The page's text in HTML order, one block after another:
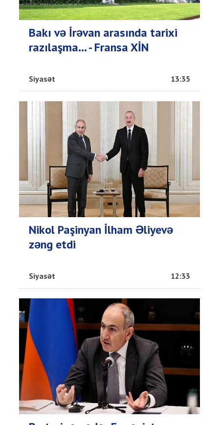
Bakı və İrəvan arasında tarixi
razılaşma... - Fransa XİN
Siyasət 13:35
Nikol Paşinyan İlham Əliyevə
zəng etdi
Siyasət 12:33